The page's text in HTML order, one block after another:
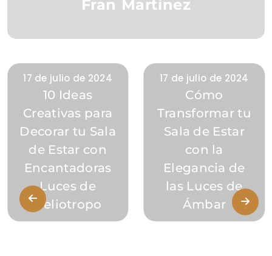
Fran Martínez
17 de julio de 2024
10 Ideas
Creativas para
Decorar tu Sala
de Estar con
Encantadoras
Luces de
Heliotropo
17 de julio de 2024
Cómo
Transformar tu
Sala de Estar
con la
Elegancia de
las Luces de
Ámbar